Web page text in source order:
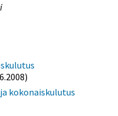
kokonaiskulutus